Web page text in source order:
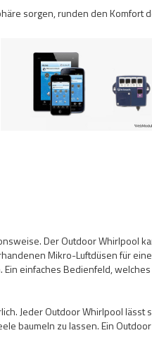
sorgen, runden den Komfort
Der Outdoor Whirlpool
Mikro-Luftdüsen für
einfaches Bedienfeld,
Jeder Outdoor Whirlpool
baumeln zu lassen. Ein